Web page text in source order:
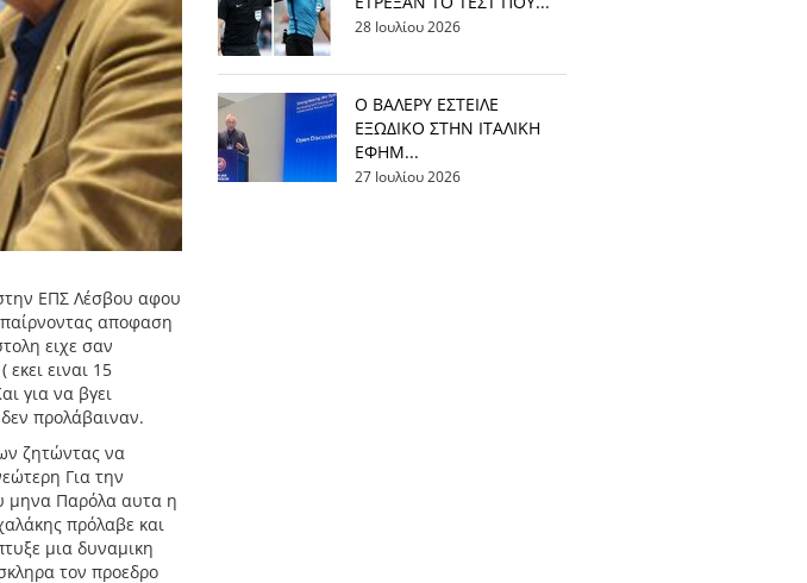
ΕΠΣ Λέσβου αφου
αποφαση
ειχε σαν
ειναι 15
για να βγει
προλάβαιναν.
ζητώντας να
Για την
μηνα Παρόλα αυτα η
πρόλαβε και
μια δυναμικη
τον προεδρο
28 Ιουλίου 2026
Ο ΒΑΛΕΡΥ ΕΣΤΕΙΛΕ
ΕΞΩΔΙΚΟ ΣΤΗΝ ΙΤΑΛΙΚΗ
ΕΦΗΜ...
27 Ιουλίου 2026